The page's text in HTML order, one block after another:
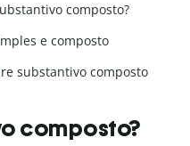
composto?
e composto
substantivo composto
composto?